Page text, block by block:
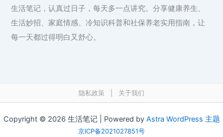
生活笔记，认真过日子，每天多一点讲究。分享健康养生、
生活妙招、家庭情感、冷知识科普和社保养老实用指南，让
每一天都过得明白又舒心。
隐私政策 关于我们
Copyright © 2026 生活笔记 | Powered by Astra WordPress 主题
京ICP备2021027851号